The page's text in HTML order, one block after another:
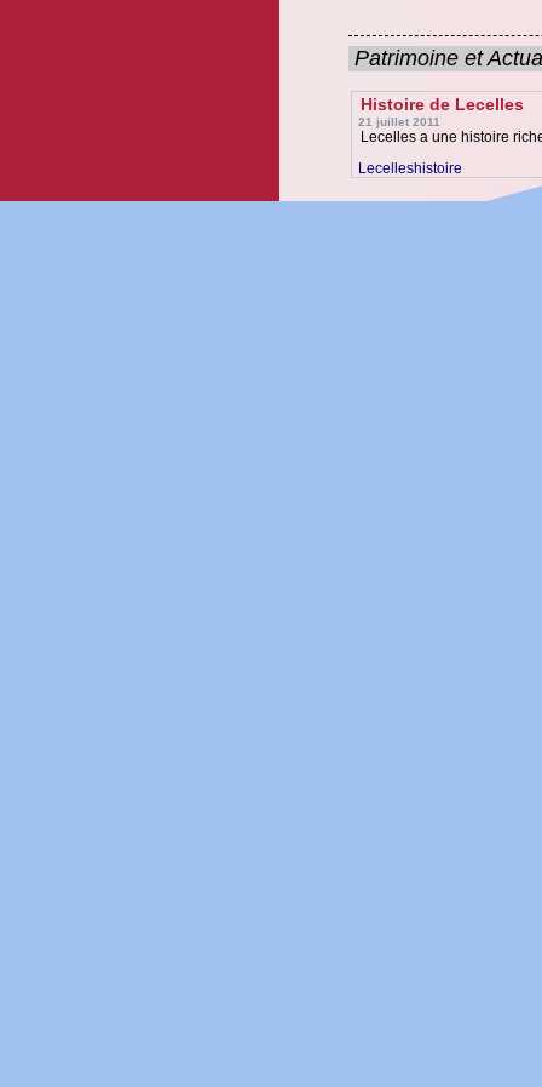
Patrimoine et
Histoire de Lecelles
21 juillet 2011
Lecelles a une histoire
Lecelleshistoire